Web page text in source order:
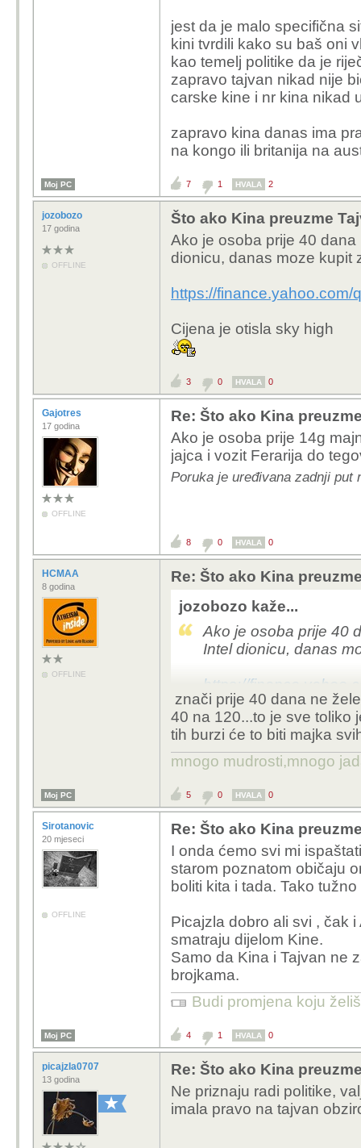
jest da je malo specifična
kini tvrdili kako su baš oni
kao temelj politike da je
zapravo tajvan nikad nije
carske kine i nr kina nikad
zapravo kina danas ima
na kongo ili britanija na
Moj PC 7 1 HVALA 2
jozobozo
17 godina
OFFLINE
Što ako Kina preuzme
Ako je osoba prije 40
dionicu, danas moze kupit
https://finance.yahoo.com/
Cijena je otisla sky high
3 0 HVALA 0
Gajotres
17 godina
OFFLINE
Re: Što ako Kina
Ako je osoba prije 14g
jajca i vozit Ferarija do
Poruka je uređivana zadnji put
8 0 HVALA 0
HCMAA
8 godina
OFFLINE
Re: Što ako Kina
jozobozo kaže...
Ako je osoba prije 40
Intel dionicu, danas
https://
Cijena je otisla sky high
znači prije 40 dana ne
40 na 120...to je sve toliko
tih burzi će to biti majka
mnogo mudrosti,mnogo
Moj PC 5 0 HVALA 0
Sirotanovic
20 mjeseci
OFFLINE
Re: Što ako Kina
I onda ćemo svi mi
starom poznatom običaju
boliti kita i tada. Tako
Picajzla dobro ali svi , čak
smatraju dijelom Kine.
Samo da Kina i Tajvan ne
brojkama.
Budi promjena koju
Moj PC 4 1 HVALA 0
picajzla0707
13 godina
Re: Što ako Kina
Ne priznaju radi politike,
imala pravo na tajvan